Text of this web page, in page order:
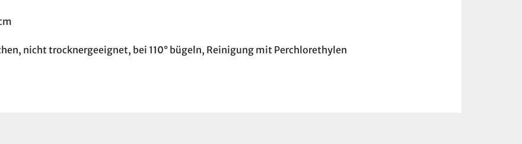
nicht trocknergeeignet, bei 110° bügeln, Reinigung mit Perchlorethylen